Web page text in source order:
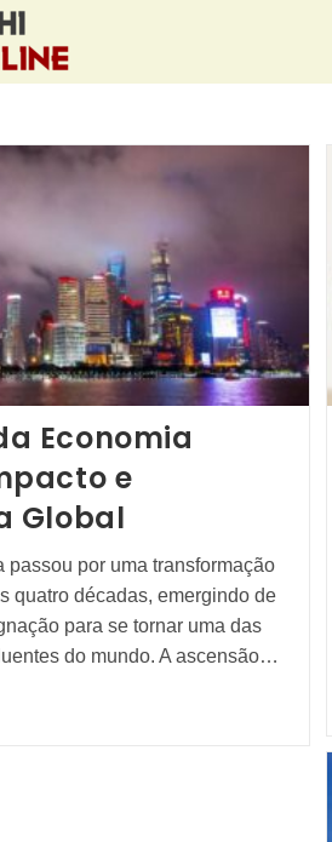
Economia
e
Global
passou por uma transformação
quatro décadas, emergindo de
para se tornar uma das
do mundo. A ascensão…